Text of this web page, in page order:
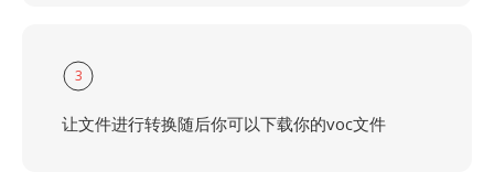
3
让文件进行转换随后你可以下载你的voc文件